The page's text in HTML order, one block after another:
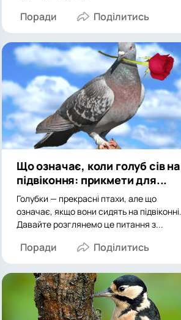
Поради
Що означає, коли голуб сів на
підвіконня: прикмети для...
Голубки — прекрасні птахи, але що
означає, якщо вони сидять на підвіконні.
Давайте розглянемо це питання з...
Поради